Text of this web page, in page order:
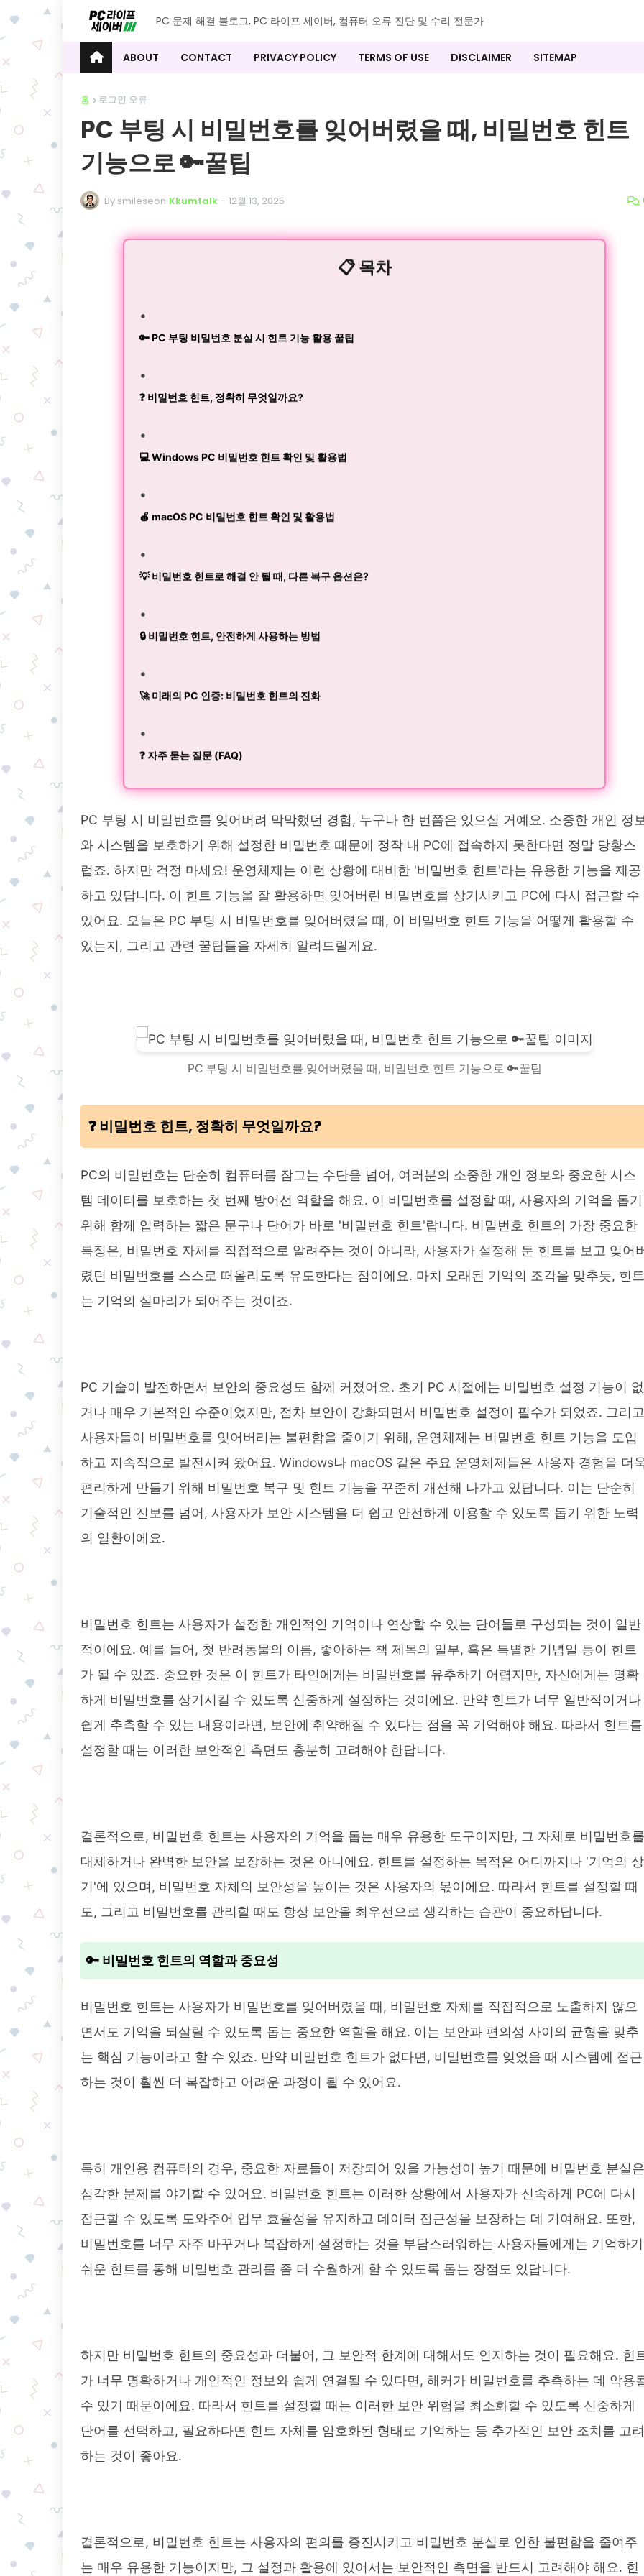
PC 문제 해결 블로그, PC 라이프 세이버, 컴퓨터 오류 진단 및 수리 전문가
ABOUT CONTACT PRIVACY POLICY TERMS OF USE DISCLAIMER SITEMAP
홈 로그인 오류
PC 부팅 시 비밀번호를 잊어버렸을 때, 비밀번호 힌트
기능으로 🔑꿀팁
By smileseon Kkumtalk - 12월 13, 2025
📋 목차
🔑 PC 부팅 비밀번호 분실 시 힌트 기능 활용 꿀팁
❓ 비밀번호 힌트, 정확히 무엇일까요?
💻 Windows PC 비밀번호 힌트 확인 및 활용법
🍎 macOS PC 비밀번호 힌트 확인 및 활용법
💡 비밀번호 힌트로 해결 안 될 때, 다른 복구 옵션은?
🔒 비밀번호 힌트, 안전하게 사용하는 방법
🚀 미래의 PC 인증: 비밀번호 힌트의 진화
❓ 자주 묻는 질문 (FAQ)
PC 부팅 시 비밀번호를 잊어버려 막막했던 경험, 누구나 한 번쯤은 있으실 거예요. 소중한 개인 정
와 시스템을 보호하기 위해 설정한 비밀번호 때문에 정작 내 PC에 접속하지 못한다면 정말 당황스
럽죠. 하지만 걱정 마세요! 운영체제는 이런 상황에 대비한 '비밀번호 힌트'라는 유용한 기능을 제공
하고 있답니다. 이 힌트 기능을 잘 활용하면 잊어버린 비밀번호를 상기시키고 PC에 다시 접근할 수
있어요. 오늘은 PC 부팅 시 비밀번호를 잊어버렸을 때, 이 비밀번호 힌트 기능을 어떻게 활용할 수
있는지, 그리고 관련 꿀팁들을 자세히 알려드릴게요.
PC 부팅 시 비밀번호를 잊어버렸을 때, 비밀번호 힌트 기능으로 🔑꿀팁
❓ 비밀번호 힌트, 정확히 무엇일까요?
PC의 비밀번호는 단순히 컴퓨터를 잠그는 수단을 넘어, 여러분의 소중한 개인 정보와 중요한 시스
템 데이터를 보호하는 첫 번째 방어선 역할을 해요. 이 비밀번호를 설정할 때, 사용자의 기억을 돕기
위해 함께 입력하는 짧은 문구나 단어가 바로 '비밀번호 힌트'랍니다. 비밀번호 힌트의 가장 중요한
특징은, 비밀번호 자체를 직접적으로 알려주는 것이 아니라, 사용자가 설정해 둔 힌트를 보고 잊어
렸던 비밀번호를 스스로 떠올리도록 유도한다는 점이에요. 마치 오래된 기억의 조각을 맞추듯, 힌트
는 기억의 실마리가 되어주는 것이죠.
PC 기술이 발전하면서 보안의 중요성도 함께 커졌어요. 초기 PC 시절에는 비밀번호 설정 기능이 없
거나 매우 기본적인 수준이었지만, 점차 보안이 강화되면서 비밀번호 설정이 필수가 되었죠. 그리고
사용자들이 비밀번호를 잊어버리는 불편함을 줄이기 위해, 운영체제는 비밀번호 힌트 기능을 도입
하고 지속적으로 발전시켜 왔어요. Windows나 macOS 같은 주요 운영체제들은 사용자 경험을 더
편리하게 만들기 위해 비밀번호 복구 및 힌트 기능을 꾸준히 개선해 나가고 있답니다. 이는 단순히
기술적인 진보를 넘어, 사용자가 보안 시스템을 더 쉽고 안전하게 이용할 수 있도록 돕기 위한 노력
의 일환이에요.
비밀번호 힌트는 사용자가 설정한 개인적인 기억이나 연상할 수 있는 단어들로 구성되는 것이 일반
적이에요. 예를 들어, 첫 반려동물의 이름, 좋아하는 책 제목의 일부, 혹은 특별한 기념일 등이 힌트
가 될 수 있죠. 중요한 것은 이 힌트가 타인에게는 비밀번호를 유추하기 어렵지만, 자신에게는 명확
하게 비밀번호를 상기시킬 수 있도록 신중하게 설정하는 것이에요. 만약 힌트가 너무 일반적이거나
쉽게 추측할 수 있는 내용이라면, 보안에 취약해질 수 있다는 점을 꼭 기억해야 해요. 따라서 힌트를
설정할 때는 이러한 보안적인 측면도 충분히 고려해야 한답니다.
결론적으로, 비밀번호 힌트는 사용자의 기억을 돕는 매우 유용한 도구이지만, 그 자체로 비밀번호를
대체하거나 완벽한 보안을 보장하는 것은 아니에요. 힌트를 설정하는 목적은 어디까지나 '기억의 상
기'에 있으며, 비밀번호 자체의 보안성을 높이는 것은 사용자의 몫이에요. 따라서 힌트를 설정할 때
도, 그리고 비밀번호를 관리할 때도 항상 보안을 최우선으로 생각하는 습관이 중요하답니다.
🔑 비밀번호 힌트의 역할과 중요성
비밀번호 힌트는 사용자가 비밀번호를 잊어버렸을 때, 비밀번호 자체를 직접적으로 노출하지 않으
면서도 기억을 되살릴 수 있도록 돕는 중요한 역할을 해요. 이는 보안과 편의성 사이의 균형을 맞추
는 핵심 기능이라고 할 수 있죠. 만약 비밀번호 힌트가 없다면, 비밀번호를 잊었을 때 시스템에 접근
하는 것이 훨씬 더 복잡하고 어려운 과정이 될 수 있어요.
특히 개인용 컴퓨터의 경우, 중요한 자료들이 저장되어 있을 가능성이 높기 때문에 비밀번호 분실은
심각한 문제를 야기할 수 있어요. 비밀번호 힌트는 이러한 상황에서 사용자가 신속하게 PC에 다시
접근할 수 있도록 도와주어 업무 효율성을 유지하고 데이터 접근성을 보장하는 데 기여해요. 또한,
비밀번호를 너무 자주 바꾸거나 복잡하게 설정하는 것을 부담스러워하는 사용자들에게는 기억하기
쉬운 힌트를 통해 비밀번호 관리를 좀 더 수월하게 할 수 있도록 돕는 장점도 있답니다.
하지만 비밀번호 힌트의 중요성과 더불어, 그 보안적 한계에 대해서도 인지하는 것이 필요해요. 힌
가 너무 명확하거나 개인적인 정보와 쉽게 연결될 수 있다면, 해커가 비밀번호를 추측하는 데 악용
수 있기 때문이에요. 따라서 힌트를 설정할 때는 이러한 보안 위험을 최소화할 수 있도록 신중하게
단어를 선택하고, 필요하다면 힌트 자체를 암호화된 형태로 기억하는 등 추가적인 보안 조치를 고려
하는 것이 좋아요.
결론적으로, 비밀번호 힌트는 사용자의 편의를 증진시키고 비밀번호 분실로 인한 불편함을 줄여주
는 매우 유용한 기능이지만, 그 설정과 활용에 있어서는 보안적인 측면을 반드시 고려해야 해요. 힌